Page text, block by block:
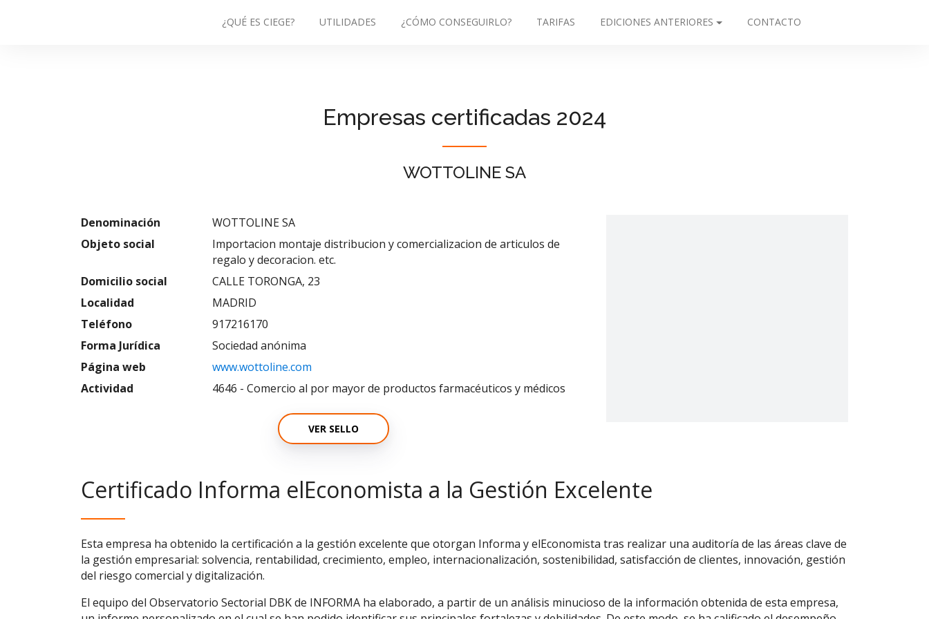
¿QUÉ ES CIEGE? UTILIDADES ¿CÓMO CONSEGUIRLO? TARIFAS EDICIONES ANTERIORES CONTACTO
Empresas certificadas 2024
WOTTOLINE SA
Denominación
WOTTOLINE SA
Objeto social
Importacion montaje distribucion y comercializacion de articulos de
regalo y decoracion. etc.
Domicilio social
CALLE TORONGA, 23
Localidad
MADRID
Teléfono
917216170
Forma Jurídica
Sociedad anónima
Página web
www.wottoline.com
Actividad
4646 - Comercio al por mayor de productos farmacéuticos y médicos
VER SELLO
Certificado Informa elEconomista a la Gestión Excelente
Esta empresa ha obtenido la certificación a la gestión excelente que otorgan Informa y elEconomista tras realizar una auditoría de las áreas clave de
la gestión empresarial: solvencia, rentabilidad, crecimiento, empleo, internacionalización, sostenibilidad, satisfacción de clientes, innovación, gestión
del riesgo comercial y digitalización.
El equipo del Observatorio Sectorial DBK de INFORMA ha elaborado, a partir de un análisis minucioso de la información obtenida de esta empresa,